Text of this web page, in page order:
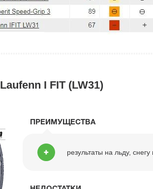
Laufenn I FIT (LW31)
ПРЕИМУЩЕСТВА
результаты на льду,